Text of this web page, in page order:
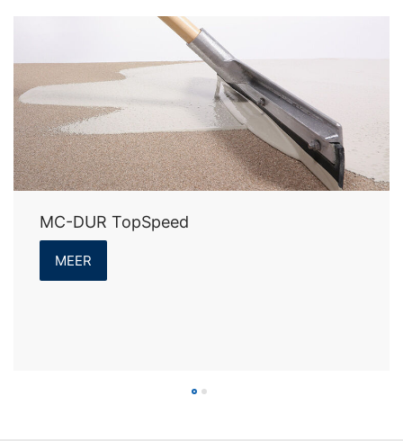
MC-DUR TopSpeed
MEER
u zijn opgeslagen. Conform Art. 17 AVG kunt u te allen
tijde het corrigeren, wissen en blokkeren van individuele
persoonsgegevens van ons eisen.